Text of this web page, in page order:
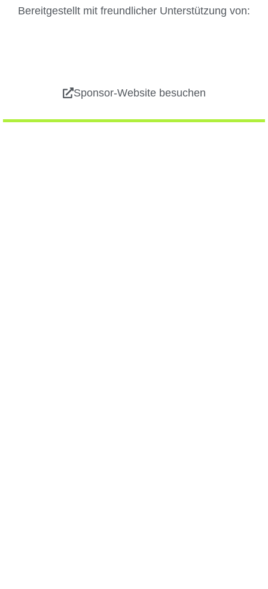
Bereitgestellt mit freundlicher Unterstützung von:
Sponsor-Website besuchen